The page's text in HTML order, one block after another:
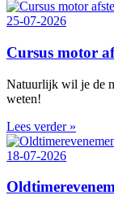
25-07-2026
Cursus motor
Natuurlijk wil je de
weten!
Lees verder »
18-07-2026